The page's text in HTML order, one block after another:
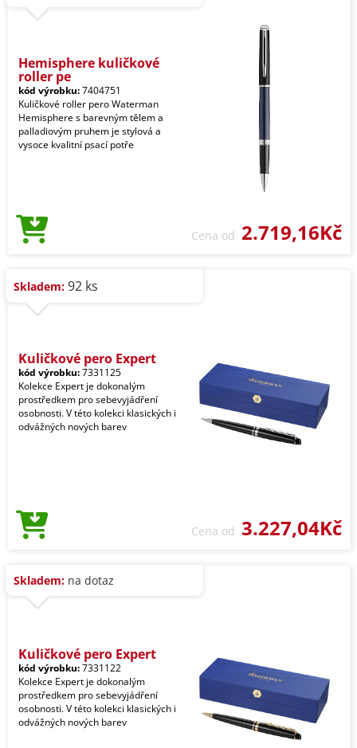
Hemisphere kuličkové
roller pe
kód výrobku:7404751
Kuličkové roller pero Waterman
Hemisphere s barevným tělem a
palladiovým pruhem je stylová a
vysoce kvalitní psací potře
Cena od 2.719,16Kč
Skladem: 92 ks
Kuličkové pero Expert
kód výrobku:7331125
Kolekce Expert je dokonalým
prostředkem pro sebevyjádření
osobnosti. V této kolekci klasických i
odvážných nových barev
Cena od 3.227,04Kč
Skladem: na dotaz
Kuličkové pero Expert
kód výrobku:7331122
Kolekce Expert je dokonalým
prostředkem pro sebevyjádření
osobnosti. V této kolekci klasických i
odvážných nových barev